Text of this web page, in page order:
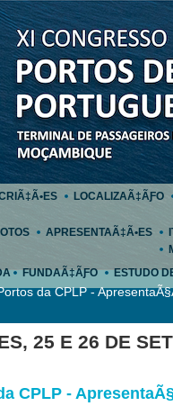
LOCALIZAÃ‡ÃƑO
APRESENTAÃ‡Ã•ES
FUNDAÃ‡ÃƑO ESTUDO
da CPLP -
25 E 26 DE
CPLP -